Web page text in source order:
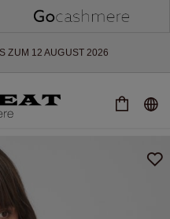
ZUM 12 AUGUST 2026
EDITION
MÖGLICH
FARBEN FÜR DIE KOMMENDE
SALE